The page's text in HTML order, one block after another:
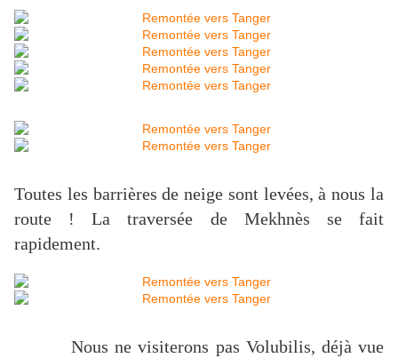
Toutes les barrières de neige sont levées, à nous la
route ! La traversée de Mekhnès se fait
rapidement.
Nous ne visiterons pas Volubilis, déjà vue